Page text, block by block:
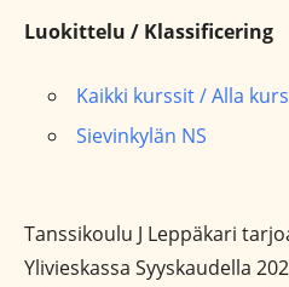
Luokittelu / Klassificering
Kaikki kurssit / Alla
Sievinkylän NS
Tanssikoulu J Leppäkari
Ylivieskassa Syyskaudella